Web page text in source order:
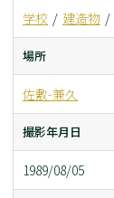
学校 建造物
場所
佐敷-兼久
撮影年月日
1989/08/05